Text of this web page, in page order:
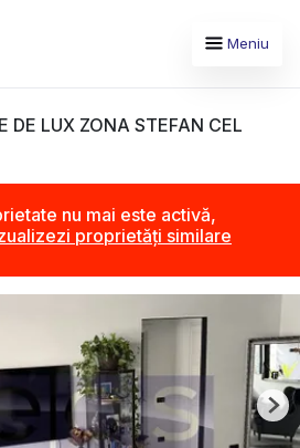
Meniu
DE LUX ZONA STEFAN CEL
nu mai este activă,
proprietăți similare